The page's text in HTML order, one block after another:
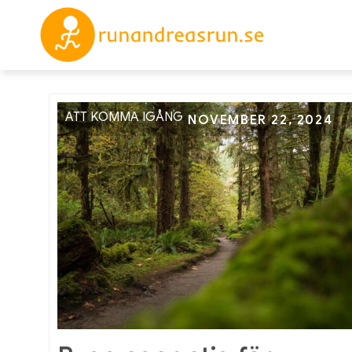
content
ATT KOMMA IGÅNG Posted
on
NOVEMBER 22, 2024